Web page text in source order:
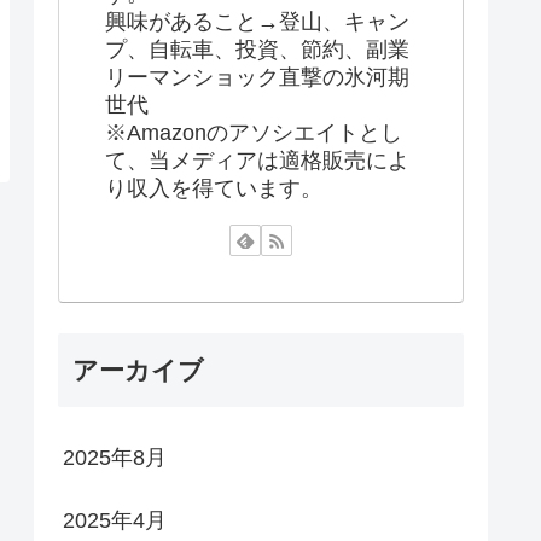
興味があること→登山、キャン
プ、自転車、投資、節約、副業
リーマンショック直撃の氷河期
世代
※Amazonのアソシエイトとし
て、当メディアは適格販売によ
り収入を得ています。
アーカイブ
2025年8月
2025年4月